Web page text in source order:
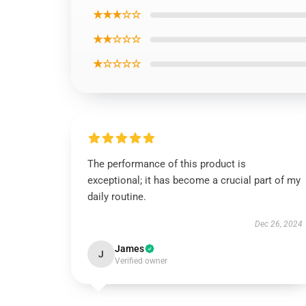
★★★☆☆
★★☆☆☆
★☆☆☆☆
The performance of this product is
exceptional; it has become a crucial part of my
daily routine.
Dec 26, 2024
J James
Verified owner